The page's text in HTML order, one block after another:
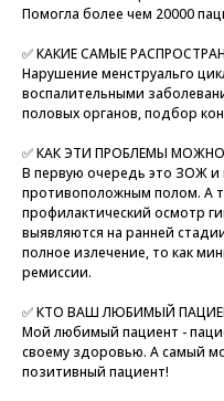
Помогла более чем 20000
✅ КАКИЕ САМЫЕ
Нарушение менструальго
воспалительными
половых органов, подбор
✅ КАК ЭТИ ПРОБЛЕМЫ
В первую очередь это ЗОЖ и
противоположным полом. А
профилактический осмотр
выявляются на ранней
полное излечение, то как
ремиссии.
✅ КТО ВАШ ЛЮБИМЫЙ
Мой любимый пациент -
своему здоровью. А самый
позитивный пациент!